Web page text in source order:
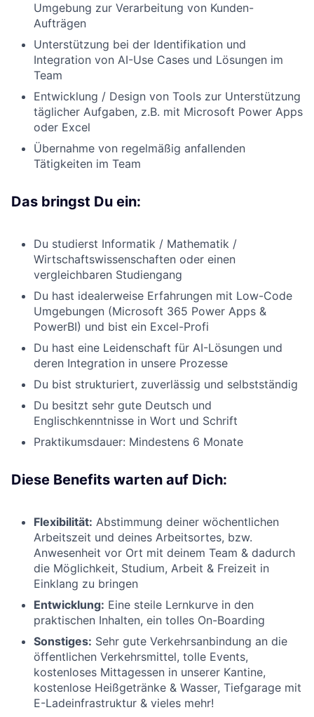
Umgebung zur Verarbeitung von Kunden-
Aufträgen
Unterstützung bei der Identifikation und
Integration von AI-Use Cases und Lösungen im
Team
Entwicklung / Design von Tools zur Unterstützung
täglicher Aufgaben, z.B. mit Microsoft Power Apps
oder Excel
Übernahme von regelmäßig anfallenden
Tätigkeiten im Team
Das bringst Du ein:
Du studierst Informatik / Mathematik /
Wirtschaftswissenschaften oder einen
vergleichbaren Studiengang
Du hast idealerweise Erfahrungen mit Low-Code
Umgebungen (Microsoft 365 Power Apps &
PowerBI) und bist ein Excel-Profi
Du hast eine Leidenschaft für AI-Lösungen und
deren Integration in unsere Prozesse
Du bist strukturiert, zuverlässig und selbstständig
Du besitzt sehr gute Deutsch und
Englischkenntnisse in Wort und Schrift
Praktikumsdauer: Mindestens 6 Monate
Diese Benefits warten auf Dich:
Flexibilität: Abstimmung deiner wöchentlichen
Arbeitszeit und deines Arbeitsortes, bzw.
Anwesenheit vor Ort mit deinem Team & dadurch
die Möglichkeit, Studium, Arbeit & Freizeit in
Einklang zu bringen
Entwicklung: Eine steile Lernkurve in den
praktischen Inhalten, ein tolles On-Boarding
Sonstiges: Sehr gute Verkehrsanbindung an die
öffentlichen Verkehrsmittel, tolle Events,
kostenloses Mittagessen in unserer Kantine,
kostenlose Heißgetränke & Wasser, Tiefgarage mit
E-Ladeinfrastruktur & vieles mehr!